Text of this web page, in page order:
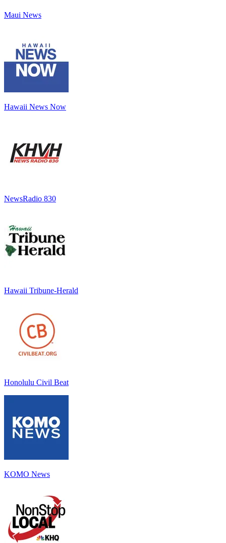
Maui News
Hawaii News Now
NewsRadio 830
Hawaii Tribune-Herald
Honolulu Civil Beat
KOMO News